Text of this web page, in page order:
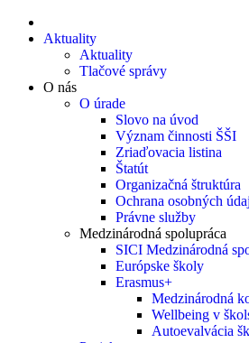
Aktuality
Aktuality
Tlačové správy
O nás
O úrade
Slovo na úvod
Význam činnosti ŠŠI
Zriaďovacia listina
Štatút
Organizačná štruktúra
Ochrana osobných
Právne služby
Medzinárodná spolupráca
SICI Medzinárodná
Európske školy
Erasmus+
Medzinárodná
Wellbeing v
Autoevalvácia